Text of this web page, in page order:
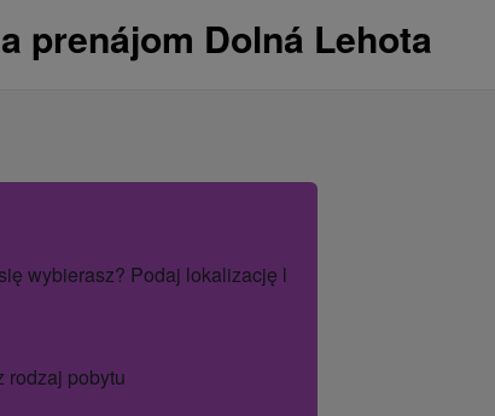
prenájom Dolná Lehota
wybierasz? Podaj lokalizację lub nazwę hotelu.
rodzaj pobytu